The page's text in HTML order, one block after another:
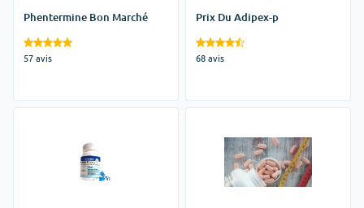
Phentermine Bon Marché
57 avis
Prix Du Adipex-p
68 avis